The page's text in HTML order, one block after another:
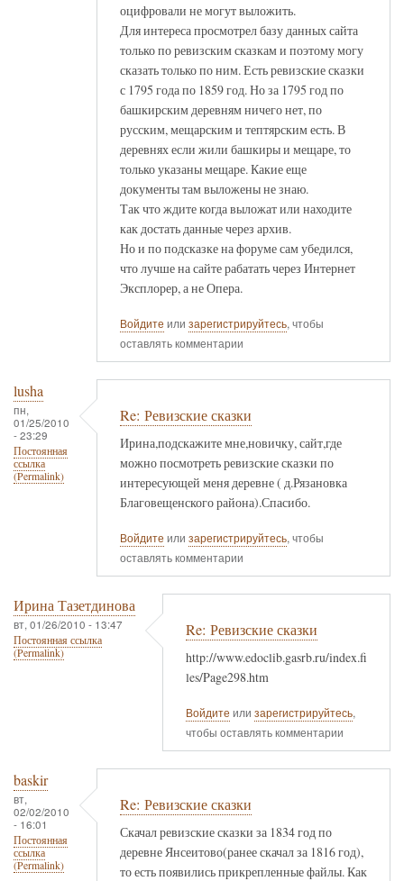
оцифровали не могут выложить.
Для интереса просмотрел базу данных сайта
только по ревизским сказкам и поэтому могу
сказать только по ним. Есть ревизские сказки
с 1795 года по 1859 год. Но за 1795 год по
башкирским деревням ничего нет, по
русским, мещарским и тептярским есть. В
деревнях если жили башкиры и мещаре, то
только указаны мещаре. Какие еще
документы там выложены не знаю.
Так что ждите когда выложат или находите
как достать данные через архив.
Но и по подсказке на форуме сам убедился,
что лучше на сайте рабатать через Интернет
Эксплорер, а не Опера.
Войдите или зарегистрируйтесь, чтобы
оставлять комментарии
lusha
пн,
01/25/2010
- 23:29
Постоянная
ссылка
(Permalink)
Re: Ревизские сказки
Ирина,подскажите мне,новичку, сайт,где
можно посмотреть ревизские сказки по
интересующей меня деревне ( д.Рязановка
Благовещенского района).Спасибо.
Войдите или зарегистрируйтесь, чтобы
оставлять комментарии
Ирина Тазетдинова
вт, 01/26/2010 - 13:47
Постоянная ссылка
(Permalink)
Re: Ревизские сказки
http://www.edoclib.gasrb.ru/index.fi
les/Page298.htm
Войдите или зарегистрируйтесь,
чтобы оставлять комментарии
baskir
вт,
02/02/2010
- 16:01
Постоянная
ссылка
(Permalink)
Re: Ревизские сказки
Скачал ревизские сказки за 1834 год по
деревне Янсеитово(ранее скачал за 1816 год),
то есть появились прикрепленные файлы. Как